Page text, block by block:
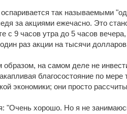
так называемыми
за акциями ежечасно. Это
с 9 часов утра до 5 часов
раз акции на тысячи
на самом деле не
благосостояние по
экономики; они просто
"Очень хорошо. Но я не